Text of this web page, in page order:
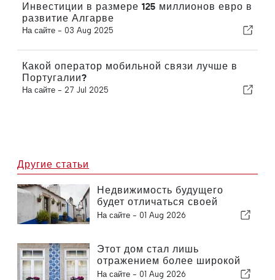
Инвестиции в размере 125 миллионов евро в
развитие Алгарве
На сайте - 03 Aug 2025
Какой оператор мобильной связи лучше в
Португалии?
На сайте - 27 Jul 2025
Другие статьи
Недвижимость будущего
будет отличаться своей
устойчивостью, а не только
На сайте - 01 Aug 2026
Этот дом стал лишь
отражением более широкой
проблемы в Португалии
На сайте - 01 Aug 2026